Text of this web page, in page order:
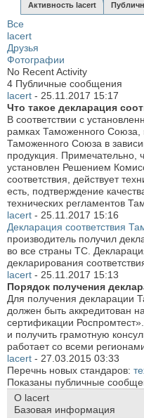
Активность lacert
Все
lacert
Друзья
Фотографии
No Recent Activity
4 Публичные сообщения
lacert - 25.11.2017 15:17
Что такое декларация
В соответствии с
рамках Таможенного Союза,
Таможенного Союза в
продукция. Примечательно,
установлен Решением
соответствия, действует
есть, подтверждение
технических регламентов
lacert - 25.11.2017 15:16
Декларация соответствия
производитель получил
во все страны ТС.
декларирования
lacert - 25.11.2017 15:13
Порядок получения
Для получения декларации
должен быть аккредитован
сертификации
и получить грамотную
работает со всеми
lacert - 27.03.2015 03:33
Перечнь новых стандаров:
Показаны публичные
О lacert
Базовая информация